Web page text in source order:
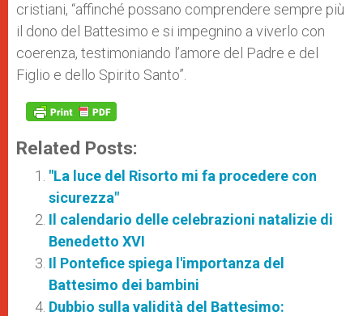
cristiani, “affinché possano comprendere sempre più
il dono del Battesimo e si impegnino a viverlo con
coerenza, testimoniando l’amore del Padre e del
Figlio e dello Spirito Santo”.
Related Posts:
"La luce del Risorto mi fa procedere con
sicurezza"
Il calendario delle celebrazioni natalizie di
Benedetto XVI
Il Pontefice spiega l'importanza del
Battesimo dei bambini
Dubbio sulla validità del Battesimo: